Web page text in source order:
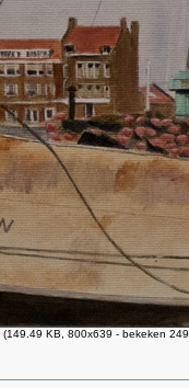
(149.49 KB, 800x639 - bekeken